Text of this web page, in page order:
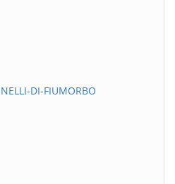
DI-FIUMORBO